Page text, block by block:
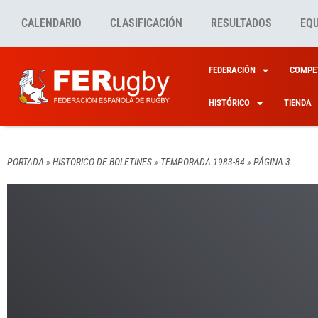
CALENDARIO CLASIFICACIÓN RESULTADOS
FEDERACIÓN
HISTÓRICO TIENDA
PORTADA » HISTORICO DE BOLETINES» TEMPORADA 1983-84» PÁGINA 3